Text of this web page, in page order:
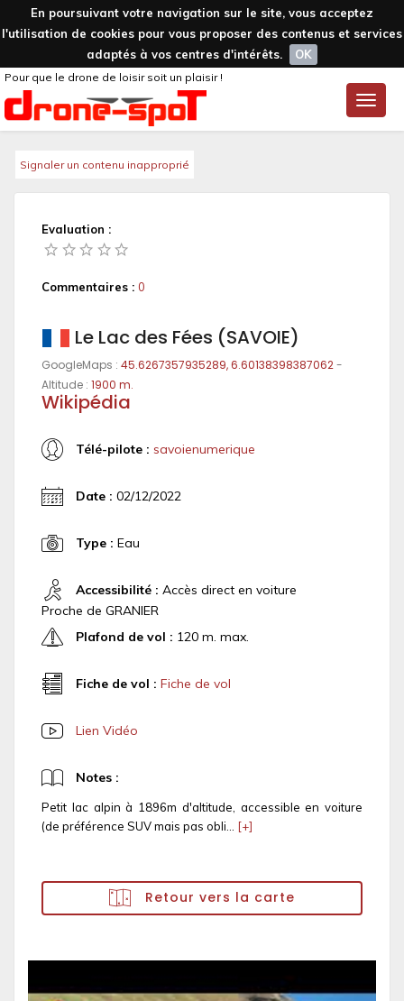
En poursuivant votre navigation sur le site, vous acceptez
l'utilisation de cookies pour vous proposer des contenus et services
adaptés à vos centres d'intérêts.
OK
Toggle
Pour que le drone de loisir soit un plaisir !
Signaler un contenu inapproprié
Evaluation :
Commentaires : 0
Le Lac des Fées (SAVOIE)
GoogleMaps : 45.6267357935289, 6.60138398387062-
Altitude : 1900 m.
Wikipédia
Télé-pilote : savoienumerique
Date : 02/12/2022
Type : Eau
Accessibilité : Accès direct en voiture
Proche de GRANIER
Plafond de vol : 120 m. max.
Fiche de vol : Fiche de vol
Lien Vidéo
Notes :
Petit lac alpin à 1896m d'altitude, accessible en voiture
(de préférence SUV mais pas obli... [+]
Retour vers la carte